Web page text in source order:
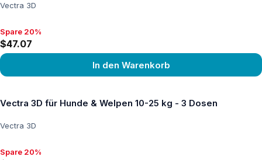
Vectra 3D
Spare 20%, $47.07
Spare 20%
$47.07
In den Warenkorb
Vectra 3D für Hunde & Welpen 10-25 kg - 3 Dosen
Vectra 3D
Spare 20%, $44.38
Spare 20%